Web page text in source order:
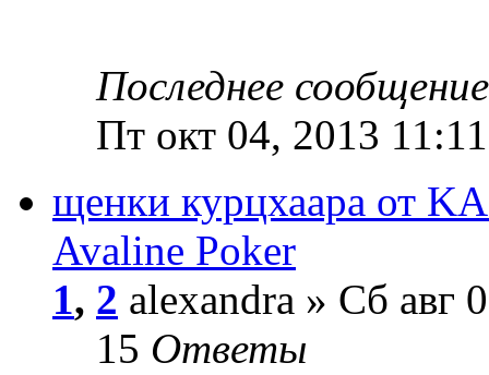
Последнее
Пт окт 04, 2013
щенки курцхаара от
Avaline Poker
1, 2 alexandra » Сб авг
15 Ответы